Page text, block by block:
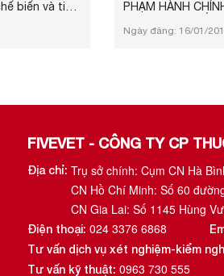
biến và tiêu
tình
PHẠM HÀNH
THỨC ĂN CHĂN
Ngày đăng: 16/01/
FIVEVET - CÔNG TY CP
Địa chỉ: Trụ sở chính: Cụm CN Hà
CN Hồ Chí Minh: Số 60
CN Gia Lai: Số 1145 Hùng
Điện thoại: 024 3376 6868
Tư vấn dịch vụ xét nghiệm-kiểm
Tư vấn kỹ thuật: 0963 730 555